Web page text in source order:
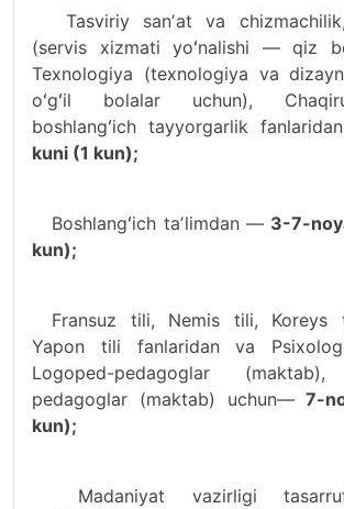
Tasviriy sanʼat va
(servis xizmati yoʻnalishi — qiz
Texnologiya (texnologiya va
oʻgʻil bolalar uchun),
boshlangʻich tayyorgarlik
kuni (1 kun);
Boshlangʻich taʼlimdan — 3-7-
kun);
Fransuz tili, Nemis tili,
Yapon tili fanlaridan va
Logoped-pedagoglar
pedagoglar (maktab) uchun— 7-
kun);
Madaniyat vazirligi